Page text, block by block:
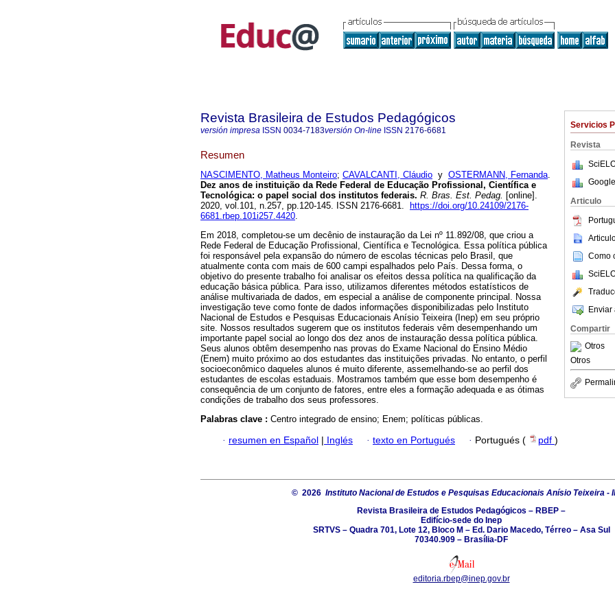
Servicios
Revista
Articulo
Como
Enviar
Compartir
Otros
Otros
Revista Brasileira de Estudos Pedagógicos
versión impresa ISSN 0034-7183versión On-line ISSN 2176-6681
Resumen
NASCIMENTO, Matheus Monteiro; CAVALCANTI, Cláudio y OSTERMANN, Fernanda.
Dez anos de instituição da Rede Federal de Educação Profissional, Científica e
Tecnológica: o papel social dos institutos federais. R. Bras. Est. Pedag. [online].
2020, vol.101, n.257, pp.120-145. ISSN 2176-6681.
https://doi.org/10.24109/2176-
6681.rbep.101i257.4420.
Em 2018, completou-se um decênio de instauração da Lei nº 11.892/08, que criou a
Rede Federal de Educação Profissional, Científica e Tecnológica. Essa política pública
foi responsável pela expansão do número de escolas técnicas pelo Brasil, que
atualmente conta com mais de 600 campi espalhados pelo País. Dessa forma, o
objetivo do presente trabalho foi analisar os efeitos dessa política na qualificação da
educação básica pública. Para isso, utilizamos diferentes métodos estatísticos de
análise multivariada de dados, em especial a análise de componente principal. Nossa
investigação teve como fonte de dados informações disponibilizadas pelo Instituto
Nacional de Estudos e Pesquisas Educacionais Anísio Teixeira (Inep) em seu próprio
site. Nossos resultados sugerem que os institutos federais vêm desempenhando um
importante papel social ao longo dos dez anos de instauração dessa política pública.
Seus alunos obtêm desempenho nas provas do Exame Nacional do Ensino Médio
(Enem) muito próximo ao dos estudantes das instituições privadas. No entanto, o perfil
socioeconômico daqueles alunos é muito diferente, assemelhando-se ao perfil dos
estudantes de escolas estaduais. Mostramos também que esse bom desempenho é
consequência de um conjunto de fatores, entre eles a formação adequada e as ótimas
condições de trabalho dos seus professores.
Palabras clave : Centro integrado de ensino; Enem; políticas públicas.
· resumen en Español | Inglés · texto en Portugués · Portugués ( pdf )
© 2026 Instituto Nacional de Estudos e Pesquisas Educacionais Anísio Teixeira -
Revista Brasileira de Estudos Pedagógicos – RBEP –
Edifício-sede do Inep
SRTVS – Quadra 701, Lote 12, Bloco M – Ed. Dario Macedo, Térreo – Asa Sul
70340.909 – Brasília-DF
editoria.rbep@inep.gov.br